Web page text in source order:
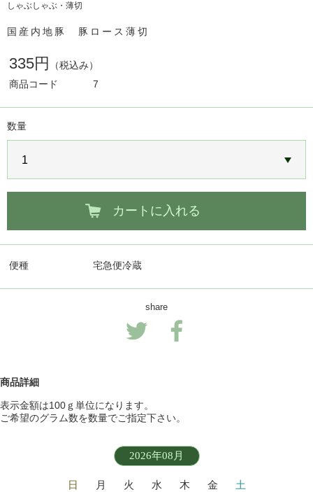
しゃぶしゃぶ・薄切
国産内地豚 豚ロース薄切
335円
（税込み）
商品コード
7
数量
カートに入れる
便種 宅急便冷蔵
share
商品詳細
表示金額は100ｇ単位になります。
ご希望のグラム数を数量でご指定下さい。
2026年08月
日 月 火 水 木 金
土